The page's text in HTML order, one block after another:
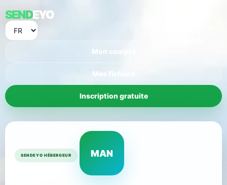
SENDEYO
Mon compte
Mes fichiers
Inscription gratuite
SENDEYO HÉBERGEUR MAN